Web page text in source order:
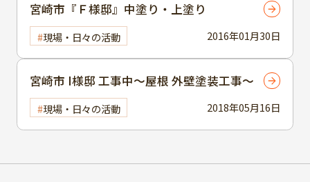
2016年01月30日
宮崎市『Ｆ様邸』中塗り・上塗り
現場・日々の活動
2018年05月16日
宮崎市 I様邸 工事中～屋根 外壁塗装工事～
現場・日々の活動